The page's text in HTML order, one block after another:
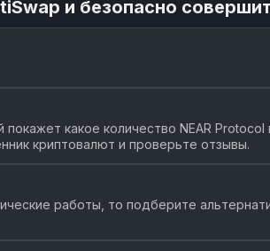
и безопасно
какое количество NEAR Protocol
криптовалют и проверьте отзывы.
работы, то подберите